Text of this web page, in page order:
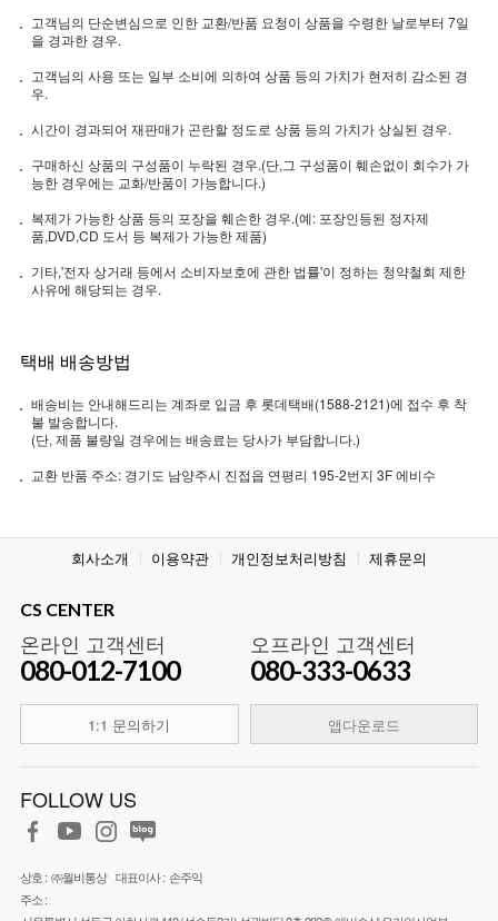
고객님의 단순변심으로 인한 교환/반품 요청이 상품을 수령한 날로부터 7일
을 경과한 경우.
고객님의 사용 또는 일부 소비에 의하여 상품 등의 가치가 현저히 감소된 경
우.
시간이 경과되어 재판매가 곤란할 정도로 상품 등의 가치가 상실된 경우.
구매하신 상품의 구성품이 누락된 경우.(단,그 구성품이 훼손없이 회수가 가
능한 경우에는 교화/반품이 가능합니다.)
복제가 가능한 상품 등의 포장을 훼손한 경우.(예: 포장인등된 정자제
품,DVD,CD 도서 등 복제가 가능한 제품)
기타,'전자 상거래 등에서 소비자보호에 관한 법률'이 정하는 청약철회 제한
사유에 해당되는 경우.
택배 배송방법
배송비는 안내해드리는 계좌로 입금 후 롯데택배(1588-2121)에 접수 후 착
불 발송합니다.
(단, 제품 불량일 경우에는 배송료는 당사가 부담합니다.)
교환 반품 주소: 경기도 남양주시 진접읍 연평리 195-2번지 3F 에비수
회사소개 이용약관 개인정보처리방침 제휴문의
CS CENTER
온라인 고객센터
080-012-7100
1:1 문의하기
오프라인 고객센터
080-333-0633
앱다운로드
FOLLOW US
상호 : ㈜월비통상 대표이사 : 손주익
주소 :